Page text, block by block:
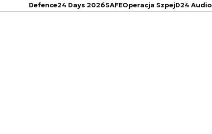
Defence24 Days 2026SAFEOperacja SzpejD24 Audio